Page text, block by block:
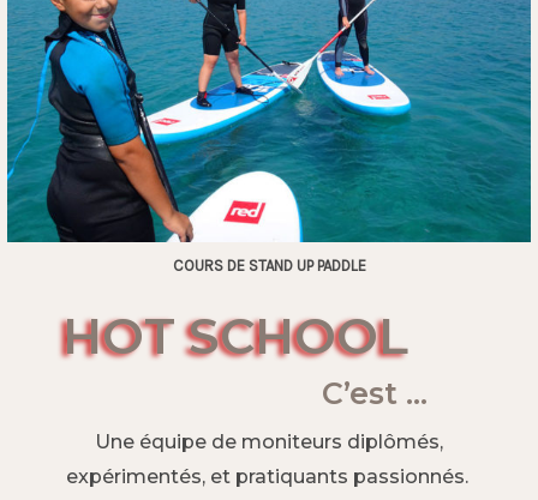
COURS DE STAND UP PADDLE
HOT SCHOOL
C’est …
Une équipe de moniteurs diplômés,
expérimentés, et pratiquants passionnés.